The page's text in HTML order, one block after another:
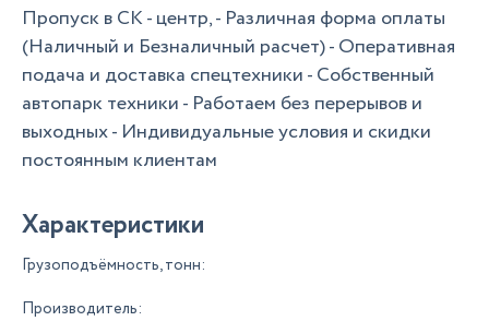
Пропуск в СК - центр, - Различная форма оплаты
(Наличный и Безналичный расчет) - Оперативная
подача и доставка спецтехники - Собственный
автопарк техники - Работаем без перерывов и
выходных - Индивидуальные условия и скидки
постоянным клиентам
Характеристики
Грузоподъёмность, тонн:
Производитель: